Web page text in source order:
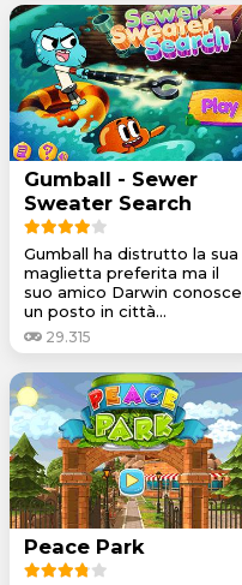
Gumball - Sewer
Sweater Search
Gumball ha distrutto la sua
maglietta preferita ma il
suo amico Darwin conosce
un posto in città...
29.315
Peace Park